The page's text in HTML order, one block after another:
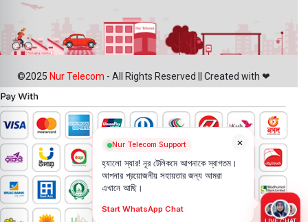
©2025 Nur Telecom - All Rights Reserved || Created with ❤
×
Nur Telecom Support
হ্যালো স্যার! নূর টেলিকমে আপনাকে স্বাগতম।
আপনার প্রয়োজনীয় সহায়তার জন্য আমরা
এখানে আছি।
Start WhatsApp Chat